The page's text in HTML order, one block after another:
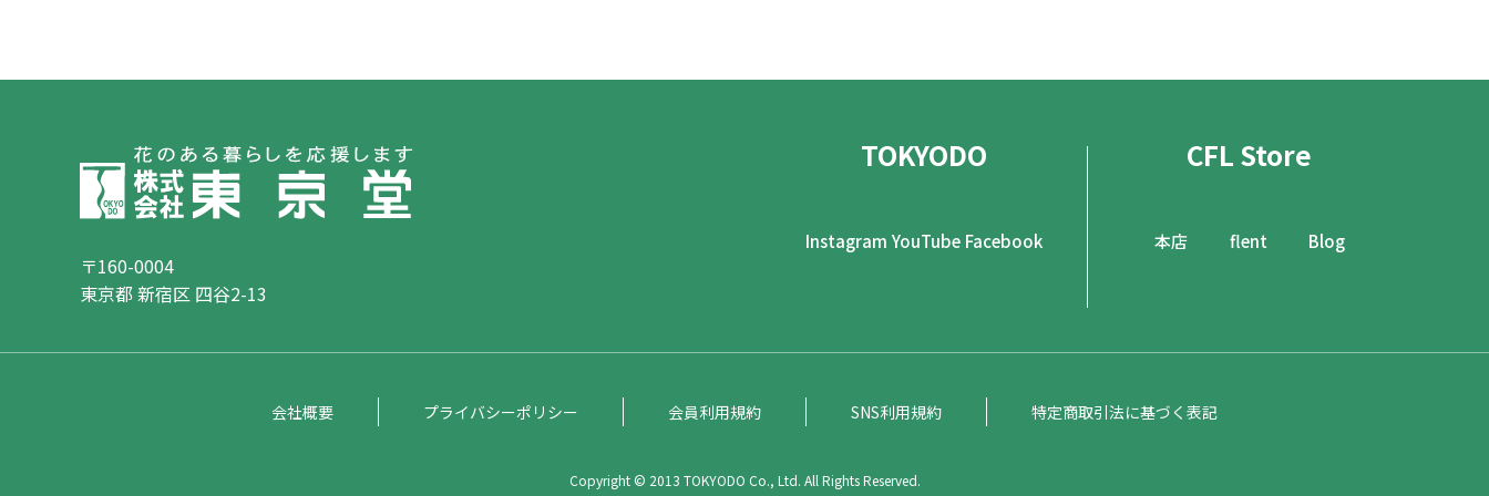
〒160-0004
東京都 新宿区 四谷2-13
TOKYODO
Instagram YouTube Facebook
CFL Store
本店 flent Blog
会社概要 プライバシーポリシー 会員利用規約 SNS利用規約 特定商取引法に基づく表記
Copyright © 2013 TOKYODO Co., Ltd. All Rights Reserved.